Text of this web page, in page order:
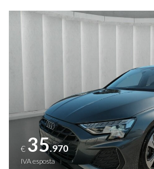
Vedi dettagli
€ 35.970
IVA esposta